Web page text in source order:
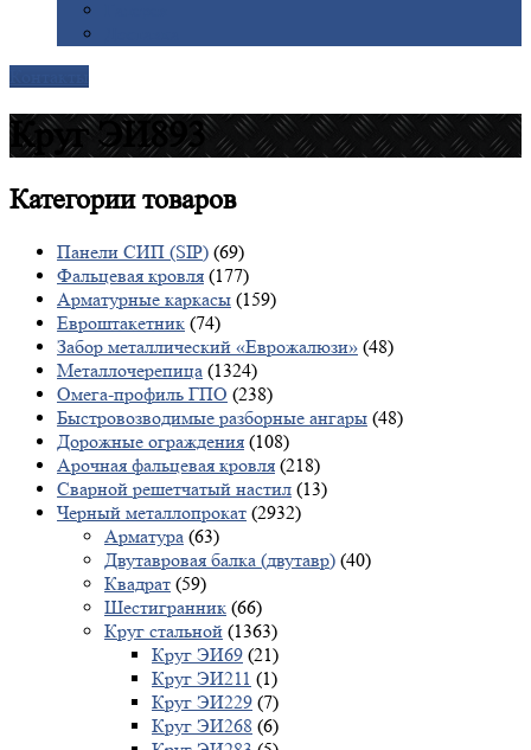
Круг ЭИ893
Категориитоваров
Панели СИП (SIP) (69)
Фальцевая кровля (177)
Арматурные каркасы (159)
Евроштакетник (74)
Забор металлический «Еврожалюзи» (48)
Металлочерепица (1324)
Омега-профиль ГПО (238)
Быстровозводимые разборные ангары (48)
Дорожные ограждения (108)
Арочная фальцевая кровля (218)
Сварной решетчатый настил (13)
Черный металлопрокат (2932)
Арматура (63)
Двутавровая балка (двутавр) (40)
Квадрат (59)
Шестигранник (66)
Круг стальной (1363)
Круг ЭИ69 (21)
Круг ЭИ211 (1)
Круг ЭИ229 (7)
Круг ЭИ268 (6)